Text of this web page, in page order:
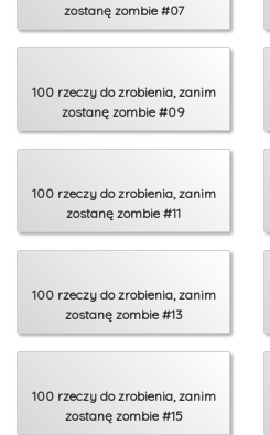
zostanę zombie #07
100 rzeczy do zrobienia, zanim
zostanę zombie #09
100 rzeczy do zrobienia, zanim
zostanę zombie #11
100 rzeczy do zrobienia, zanim
zostanę zombie #13
100 rzeczy do zrobienia, zanim
zostanę zombie #15